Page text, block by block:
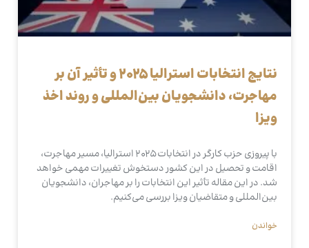
نتایج انتخابات استرالیا 2025 و تأثیر آن بر
مهاجرت، دانشجویان بین‌المللی و روند اخذ
ویزا
با پیروزی حزب کارگر در انتخابات 2025 استرالیا، مسیر مهاجرت،
اقامت و تحصیل در این کشور دستخوش تغییرات مهمی خواهد
شد. در این مقاله تأثیر این انتخابات را بر مهاجران، دانشجویان
بین‌المللی و متقاضیان ویزا بررسی می‌کنیم.
خواندن